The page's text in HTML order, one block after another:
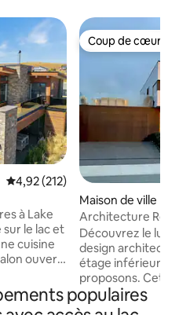
Évaluation moyenne sur la
4,92 (212)
à Lake
le lac et
ouvert,
Coup de cœur
Coup de cœur
Maison de ville ⋅
Architecture Retraite avec vue sur le lac
et spa
Découvrez le
design
étage inférieur
proposons. Cet
une vue
lumière du soleil
populaires